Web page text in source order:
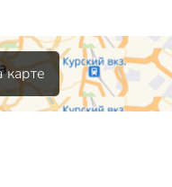
карте